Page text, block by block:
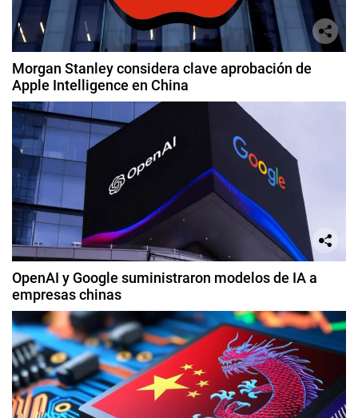
Morgan Stanley considera clave aprobación de
Apple Intelligence en China
OpenAI y Google suministraron modelos de IA a
empresas chinas